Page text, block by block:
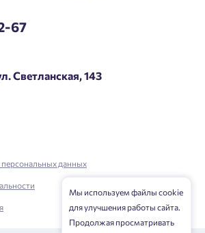
67
Светланская, 143
персональных данных
Мы используем файлы cookie
для улучшения работы сайта.
Продолжая просматривать